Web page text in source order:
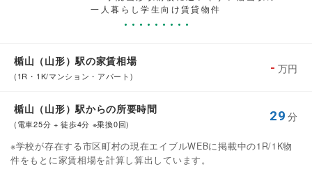
一人暮らし学生向け賃貸物件
楯山（山形）駅の家賃相場
(1R・1K/マンション・アパート)
- 万円
楯山（山形）駅からの所要時間
(電車25分 + 徒歩4分 ※乗換0回)
29 分
※学校が存在する市区町村の現在エイブルWEBに掲載中の1R/1K物
件をもとに家賃相場を計算し算出しています。